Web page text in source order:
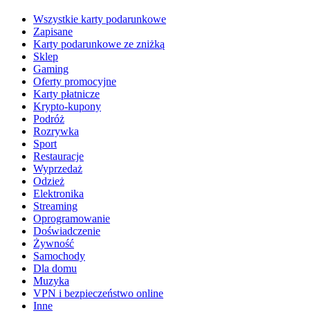
Wszystkie karty podarunkowe
Zapisane
Karty podarunkowe ze zniżką
Sklep
Gaming
Oferty promocyjne
Karty płatnicze
Krypto-kupony
Podróż
Rozrywka
Sport
Restauracje
Wyprzedaż
Odzież
Elektronika
Streaming
Oprogramowanie
Doświadczenie
Żywność
Samochody
Dla domu
Muzyka
VPN i bezpieczeństwo online
Inne